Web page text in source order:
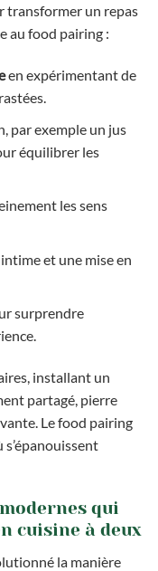
transformer un repas
au food pairing :
en expérimentant de
par exemple un jus
équilibrer les
les sens
et une mise en
surprendre
installant un
partagé, pierre
Le food pairing
qui
cuisine à deux
la manière